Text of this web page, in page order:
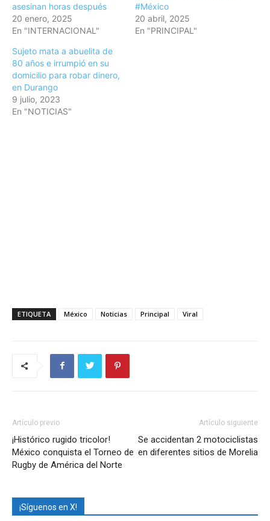
asesinan horas después
20 enero, 2025
En "INTERNACIONAL"
#México
20 abril, 2025
En "PRINCIPAL"
Sujeto mata a abuelita de
80 años e irrumpió en su
domicilio para robar dinero,
en Durango
9 julio, 2023
En "NOTICIAS"
ETIQUETA México Noticias Principal Viral
Artículo previo
¡Histórico rugido tricolor!
México conquista el Torneo de
Rugby de América del Norte
Artículo siguiente
Se accidentan 2 motociclistas
en diferentes sitios de Morelia
¡Síguenos en X!